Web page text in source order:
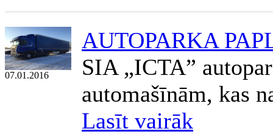
07.01.2016
AUTOPARKA
SIA „ICTA”
automašīnām, kas
Lasīt vairāk